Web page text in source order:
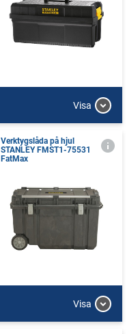
Visa
Verktygslåda på hjul
STANLEY FMST1-75531
FatMax
Visa